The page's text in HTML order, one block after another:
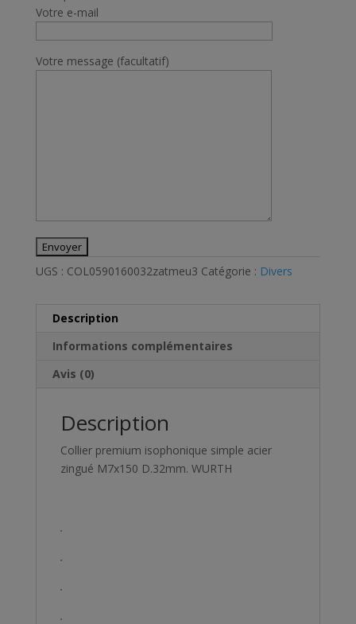
Votre e-mail
Votre message (facultatif)
UGS : COL0590160032zatmeu3 Catégorie : Divers
Description
Informations complémentaires
Avis (0)
Description
Collier premium isophonique simple acier
zingué M7x150 D.32mm. WURTH
.
.
.
.